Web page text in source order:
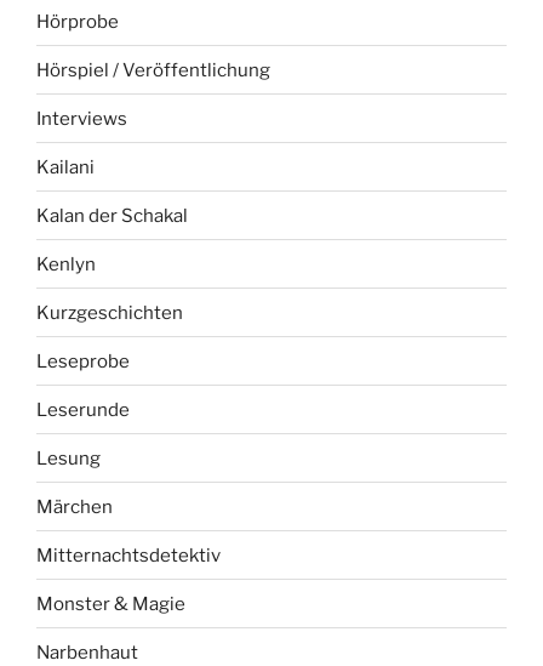
Hörprobe
Hörspiel / Veröffentlichung
Interviews
Kailani
Kalan der Schakal
Kenlyn
Kurzgeschichten
Leseprobe
Leserunde
Lesung
Märchen
Mitternachtsdetektiv
Monster & Magie
Narbenhaut